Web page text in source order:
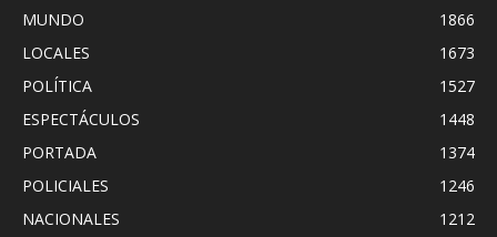
MUNDO
1866
LOCALES
1673
POLÍTICA
1527
ESPECTÁCULOS
1448
PORTADA
1374
POLICIALES
1246
NACIONALES
1212